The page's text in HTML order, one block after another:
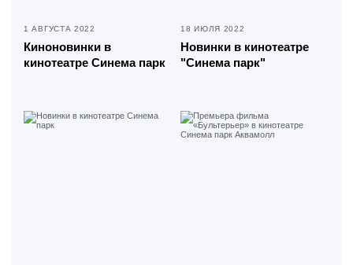
1 АВГУСТА 2022
Киноновинки в
кинотеатре Синема парк
18 ИЮЛЯ 2022
Новинки в кинотеатре
"Синема парк"